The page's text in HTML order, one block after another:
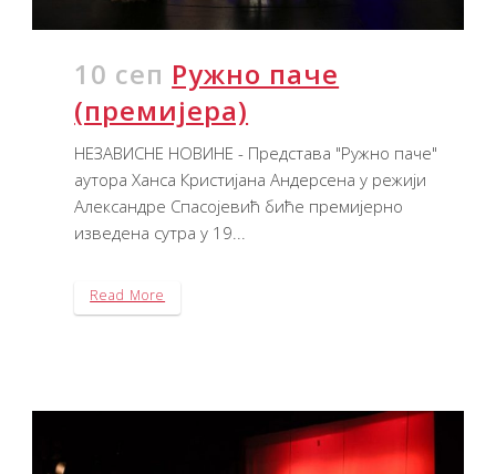
10 сеп Ружно паче
(премијера)
НЕЗАВИСНЕ НОВИНЕ - Представа "Ружно паче"
аутора Ханса Кристијана Андерсена у режији
Александре Спасојевић биће премијерно
изведена сутра у 19...
Read More